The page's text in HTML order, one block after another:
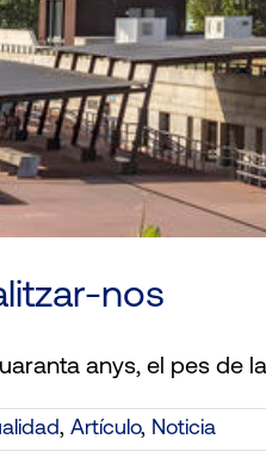
nos
anys, el pes de la
, Artículo, Noticia